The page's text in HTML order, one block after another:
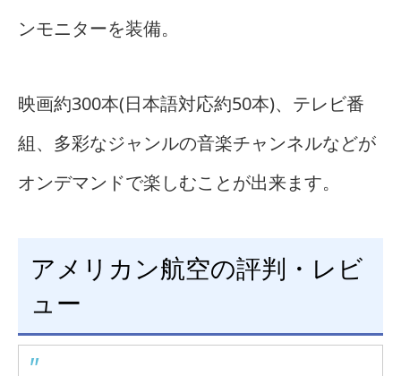
ンモニターを装備。
映画約300本(日本語対応約50本)、テレビ番
組、多彩なジャンルの音楽チャンネルなどが
オンデマンドで楽しむことが出来ます。
アメリカン航空の評判・レビ
ュー